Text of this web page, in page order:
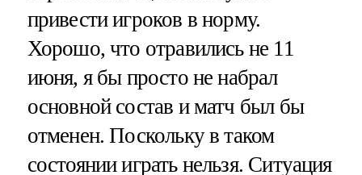
привести игроков в норму.
Хорошо, что отравились не 11
июня, я бы просто не набрал
основной состав и матч был бы
отменен. Поскольку в таком
состоянии играть нельзя. Ситуация